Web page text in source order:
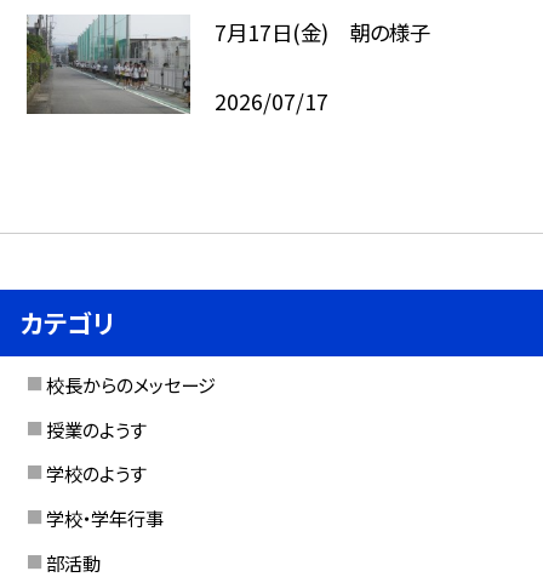
7月17日(金) 朝の様子
2026/07/17
カテゴリ
校長からのメッセージ
授業のようす
学校のようす
学校・学年行事
部活動